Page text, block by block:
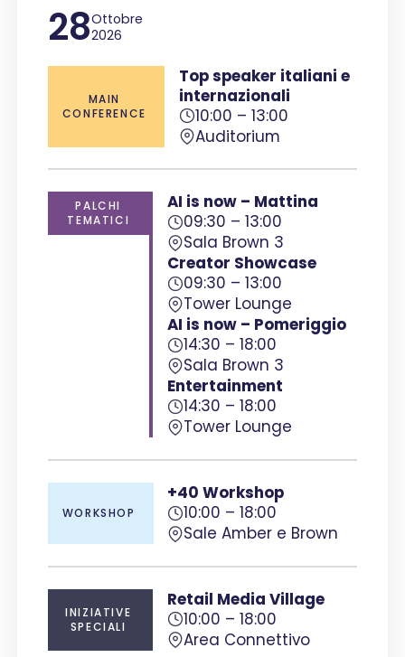
28Ottobre
2026
MAIN
CONFERENCE
Top speaker italiani e
internazionali
10:00 – 13:00
Auditorium
PALCHI
TEMATICI
AI is now – Mattina
09:30 – 13:00
Sala Brown 3
Creator Showcase
09:30 – 13:00
Tower Lounge
AI is now – Pomeriggio
14:30 – 18:00
Sala Brown 3
Entertainment
14:30 – 18:00
Tower Lounge
WORKSHOP
+40 Workshop
10:00 – 18:00
Sale Amber e Brown
INIZIATIVE
SPECIALI
Retail Media Village
10:00 – 18:00
Area Connettivo